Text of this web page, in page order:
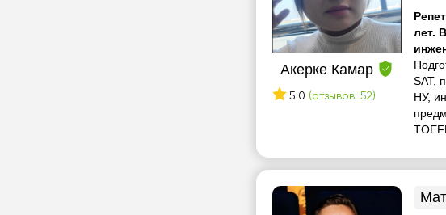
Акерке Камар
5.0 (отзывов: 52)
лет.
SAT,
НУ,